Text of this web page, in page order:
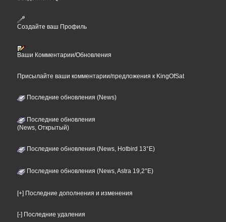
Создайте ваш Профиль
Ваши Комментарии/Обновления
Присылайте ваши комментарии/предложения к KingOfSat
Последние обновления (News)
Последние обновления
(News, Открытый)
Последние обновления (News, Hotbird 13°E)
Последние обновления (News, Astra 19,2°E)
[+] Последние дополнения и изменения
[-] Последние удаления